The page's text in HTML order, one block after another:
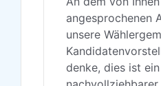
angesprochenen
unsere
denke, dies ist ein